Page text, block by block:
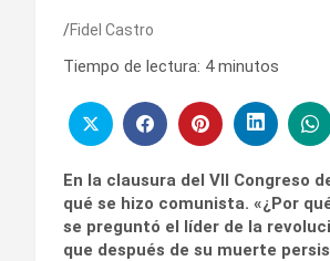
Fidel Castro
Tiempo de lectura: 4 minutos
En la clausura del VII Congreso
qué se hizo comunista. «¿Por
se preguntó el líder de la
que después de su muerte